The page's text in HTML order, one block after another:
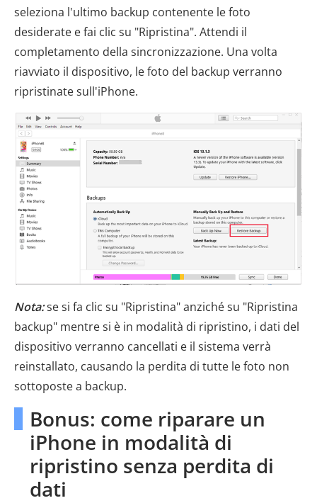
seleziona l'ultimo backup contenente le foto
desiderate e fai clic su "Ripristina". Attendi il
completamento della sincronizzazione. Una volta
riavviato il dispositivo, le foto del backup verranno
ripristinate sull'iPhone.
Nota:se si fa clic su "Ripristina" anziché su "Ripristina
backup" mentre si è in modalità di ripristino, i dati del
dispositivo verranno cancellati e il sistema verrà
reinstallato, causando la perdita di tutte le foto non
sottoposte a backup.
Bonus: come riparare un
iPhone in modalità di
ripristino senza perdita di
dati